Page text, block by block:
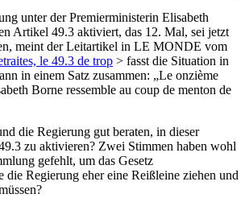
unter der Premierministerin Elisabeth
Artikel 49.3 aktiviert, das 12. Mal, sei jetzt
meint der Leitartikel in LE MONDE vom
le 49.3 de trop > fasst die Situation in
in einem Satz zusammen: „Le onzième
Borne ressemble au coup de menton de
die Regierung gut beraten, in dieser
zu aktivieren? Zwei Stimmen haben wohl
gefehlt, um das Gesetz
die Regierung eher eine Reißleine ziehen und